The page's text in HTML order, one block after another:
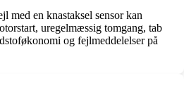
med en knastaksel sensor kan
uregelmæssig tomgang, tab
og fejlmeddelelser på